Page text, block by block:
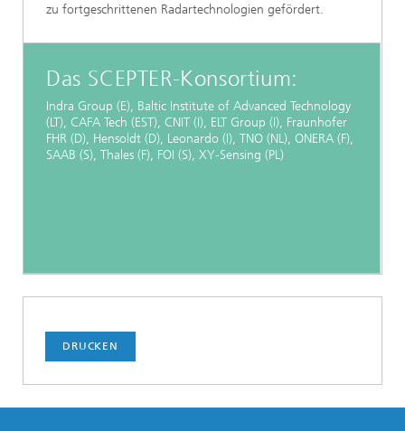
zu fortgeschrittenen Radartechnologien gefördert.
Das SCEPTER-Konsortium:
Indra Group (E), Baltic Institute of Advanced Technology
(LT), CAFA Tech (EST), CNIT (I), ELT Group (I), Fraunhofer
FHR (D), Hensoldt (D), Leonardo (I), TNO (NL), ONERA (F),
SAAB (S), Thales (F), FOI (S), XY‑Sensing (PL)
DRUCKEN